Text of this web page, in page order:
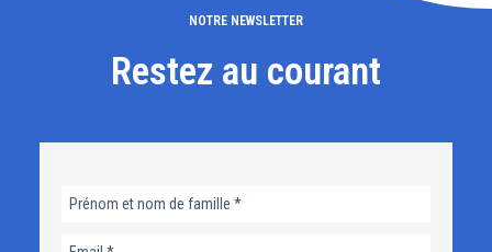
NOTRE NEWSLETTER
Restez au courant